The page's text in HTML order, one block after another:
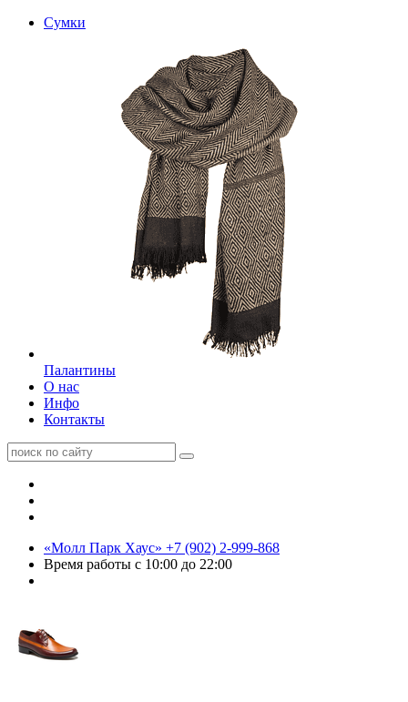
Сумки
Палантины
О нас
Инфо
Контакты
«Молл Парк Хаус» +7 (902) 2-999-868
Время работы с 10:00 до 22:00